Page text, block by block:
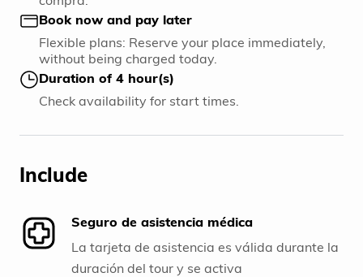
Book now and pay later
Flexible plans: Reserve your place immediately,
without being charged today.
Duration of 4 hour(s)
Check availability for start times.
Include
Seguro de asistencia médica
La tarjeta de asistencia es válida durante la
duración del tour y se activa